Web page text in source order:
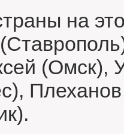
на
(Омск),